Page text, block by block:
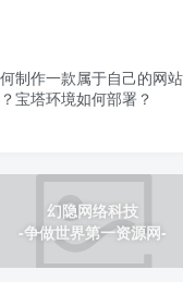
制作一款属于自己的网
宝塔环境如何部署？
幻隐网络科技
-争做世界第一资源网-